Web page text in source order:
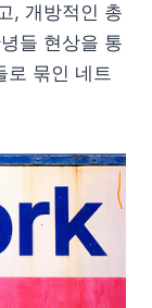
, 개방적인 총
들 현상을 통
로 묶인 네트